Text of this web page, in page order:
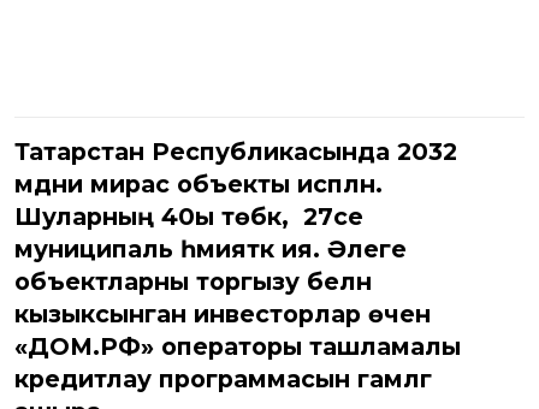
Татарстан Республикасында 2032
мәдәни мирас объекты исәпләнә.
Шуларның 40ы төбәк, ә 27се
муниципаль әһәмияткә ия. Әлеге
объектларны торгызу белән
кызыксынган инвесторлар өчен
«ДОМ.РФ» операторы ташламалы
кредитлау программасын гамәлгә